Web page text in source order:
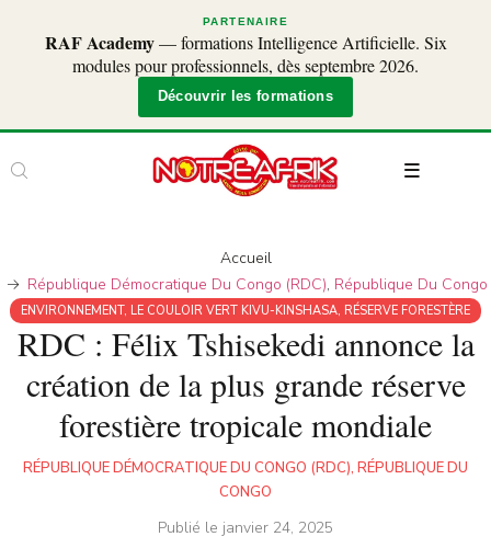
PARTENAIRE
RAF Academy— formations Intelligence Artificielle. Six
modules pour professionnels, dès septembre 2026.
Découvrir les formations
Accueil
République Démocratique Du Congo (RDC), République Du Congo
ENVIRONNEMENT, LE COULOIR VERT KIVU-KINSHASA, RÉSERVE FORESTÈRE
RDC : Félix Tshisekedi annonce la
création de la plus grande réserve
forestière tropicale mondiale
RÉPUBLIQUE DÉMOCRATIQUE DU CONGO (RDC), RÉPUBLIQUE DU
CONGO
Publié le janvier 24, 2025